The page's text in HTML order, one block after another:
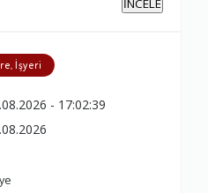
İNCELE
İşyeri
- 17:02:39